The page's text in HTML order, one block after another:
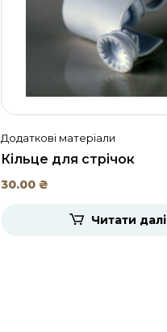
Додаткові матеріали
Кільце для стрічок
30.00 ₴
Читати далі